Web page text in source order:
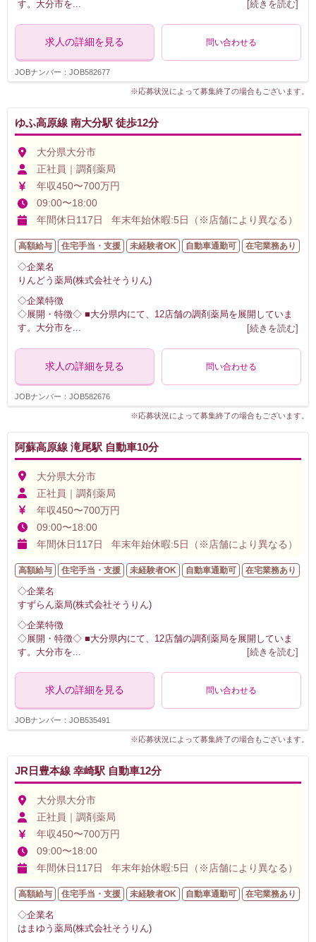
す。大分市を [続きを読む]
求人の詳細を見る 問い合わせる
JOBナンバー：JOB582677
※応募状況によって募集終了の場合もございます。
ゆふ高原線 南大分駅 徒歩12分
大分県大分市
正社員｜調剤薬局
年収450〜700万円
09:00〜18:00
年間休日117日 年末年始休暇:5日（※店舗により異なる）
高額給与 住宅手当・支援 未経験者OK 自動車通勤可 在宅業務あり
◇企業名
りんどう薬局(株式会社そうりん)
◇企業特徴
◇展開・特徴◇ ■大分県内にて、12店舗の調剤薬局を展開していま
す。大分市を... [続きを読む]
求人の詳細を見る 問い合わせる
JOBナンバー：JOB582676
※応募状況によって募集終了の場合もございます。
阿蘇高原線 滝尾駅 自動車10分
大分県大分市
正社員｜調剤薬局
年収450〜700万円
09:00〜18:00
年間休日117日 年末年始休暇:5日（※店舗により異なる）
高額給与 住宅手当・支援 未経験者OK 自動車通勤可 在宅業務あり
◇企業名
すずらん薬局(株式会社そうりん)
◇企業特徴
◇展開・特徴◇ ■大分県内にて、12店舗の調剤薬局を展開していま
す。大分市を
[続きを読む]
求人の詳細を見る 問い合わせる
JOBナンバー：JOB535491
※応募状況によって募集終了の場合もございます。
JR日豊本線 幸崎駅 自動車12分
大分県大分市
正社員｜調剤薬局
年収450〜700万円
09:00〜18:00
年間休日117日 年末年始休暇:5日（※店舗により異なる）
高額給与 住宅手当・支援 未経験者OK 自動車通勤可 在宅業務あり
◇企業名
はまゆう薬局(株式会社そうりん)